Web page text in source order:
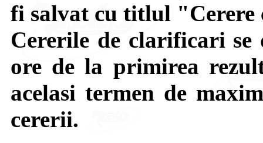
fi salvat cu titlul
Cererile de clarificari
ore de la primirea
acelasi termen de
cererii.